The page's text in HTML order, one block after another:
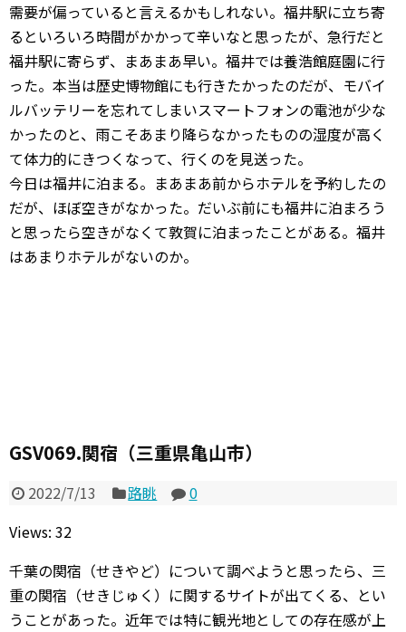
需要が偏っていると言えるかもしれない。福井駅に立ち寄
るといろいろ時間がかかって辛いなと思ったが、急行だと
福井駅に寄らず、まあまあ早い。福井では養浩館庭園に行
った。本当は歴史博物館にも行きたかったのだが、モバイ
ルバッテリーを忘れてしまいスマートフォンの電池が少な
かったのと、雨こそあまり降らなかったものの湿度が高く
て体力的にきつくなって、行くのを見送った。
今日は福井に泊まる。まあまあ前からホテルを予約したの
だが、ほぼ空きがなかった。だいぶ前にも福井に泊まろう
と思ったら空きがなくて敦賀に泊まったことがある。福井
はあまりホテルがないのか。
GSV069.関宿（三重県亀山市）
2022/7/13 路眺
0
Views: 32
千葉の関宿（せきやど）について調べようと思ったら、三
重の関宿（せきじゅく）に関するサイトが出てくる、とい
うことがあった。近年では特に観光地としての存在感が上